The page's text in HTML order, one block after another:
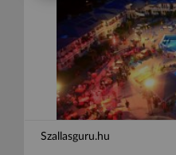
Szallasguru.hu